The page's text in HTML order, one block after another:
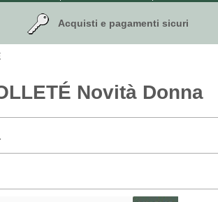
Acquisti e pagamenti sicuri
Novità Donna